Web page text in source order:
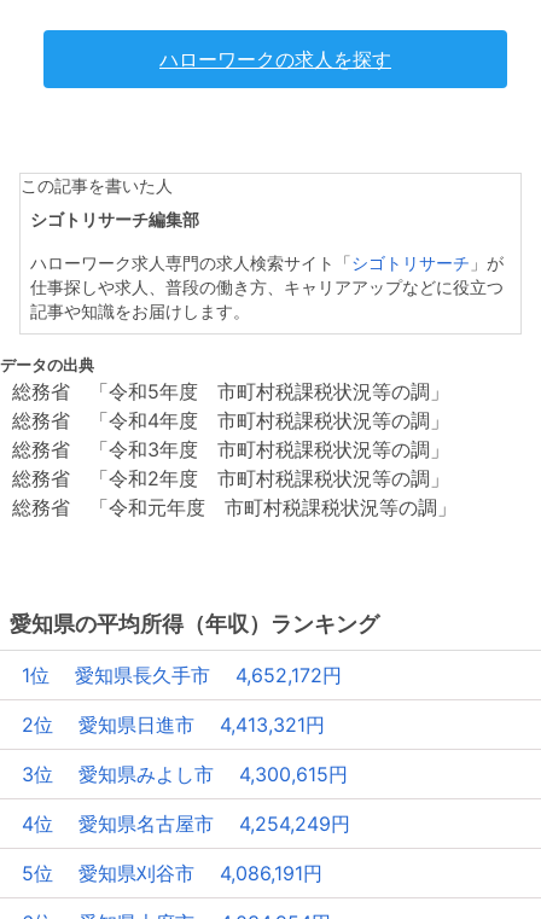
ハローワークの求人を探す
この記事を書いた人
シゴトリサーチ編集部
ハローワーク求人専門の求人検索サイト「 シゴトリサーチ 」が
仕事探しや求人、普段の働き方、キャリアアップなどに役立つ
記事や知識をお届けします。
データの出典
総務省 「令和5年度 市町村税課税状況等の調」
総務省 「令和4年度 市町村税課税状況等の調」
総務省 「令和3年度 市町村税課税状況等の調」
総務省 「令和2年度 市町村税課税状況等の調」
総務省 「令和元年度 市町村税課税状況等の調」
愛知県の平均所得（年収）ランキング
1位 愛知県長久手市 4,652,172円
2位 愛知県日進市 4,413,321円
3位 愛知県みよし市 4,300,615円
4位 愛知県名古屋市 4,254,249円
5位 愛知県刈谷市 4,086,191円